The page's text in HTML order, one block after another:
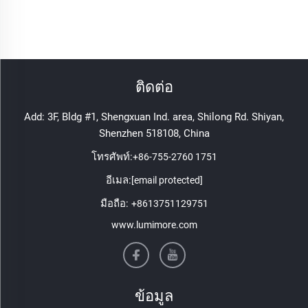
ติดต่อ
Add: 3F, Bldg #1, Shengxuan Ind. area, Shilong Rd. Shiyan,
Shenzhen 518108, China
โทรศัพท์:+86-755-2760 1751
อีเมล:[email protected]
มือถือ: +8613751129751
www.lumimore.com
ข้อมูล